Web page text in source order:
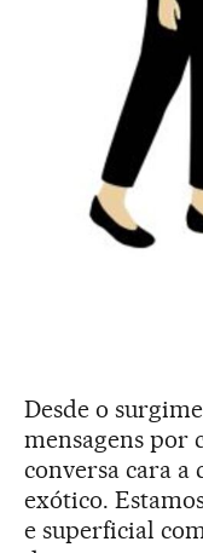
Desde o
mensagens por
conversa cara a
exótico.
e superficial